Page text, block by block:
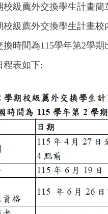
校級薦外交換學生計畫簡
校級薦外交換學生計畫校
換時間為115學年第2學期
程表如下: